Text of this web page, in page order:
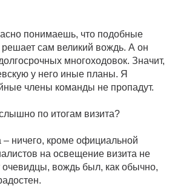
понимаешь, что подобные
сам великий вождь. А он
многоходовок. Значит,
у него иные планы. Я
члены команды не пропадут.
по итогам визита?
– ничего, кроме официальной
на освещение визита не
очевидцы, вождь был, как обычно,